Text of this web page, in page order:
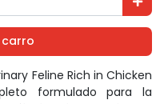
Feline Rich in Chicken
formulado para la